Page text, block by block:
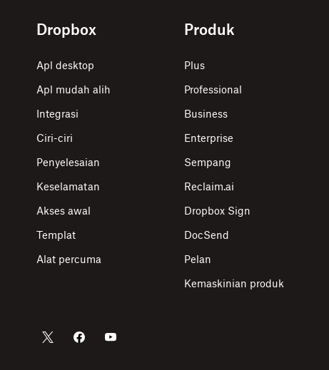
Dropbox
Apl desktop
Apl mudah alih
Integrasi
Ciri-ciri
Penyelesaian
Keselamatan
Akses awal
Templat
Alat percuma
Produk
Plus
Professional
Business
Enterprise
Sempang
Reclaim.ai
Dropbox Sign
DocSend
Pelan
Kemaskinian produk